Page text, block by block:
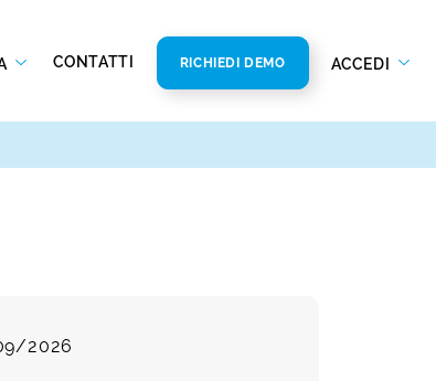
CONTATTI RICHIEDI DEMO ACCEDI
2026